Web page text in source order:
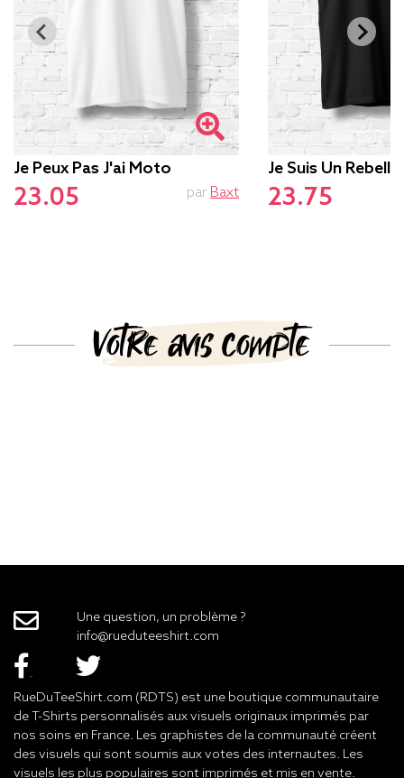
Je Peux Pas J'ai Moto
23.05 par Baxt
Je Suis Un Rebelle
23.75
Votre avis compte
Une question, un problème ?
info@rueduteeshirt.com
RueDuTeeShirt.com (RDTS) est une boutique communautaire
de T-Shirts personnalisés aux visuels originaux imprimés par
nos soins en France. Les graphistes de la communauté créent
des visuels qui sont soumis aux votes des internautes. Les
visuels les plus populaires sont imprimés et mis en vente.